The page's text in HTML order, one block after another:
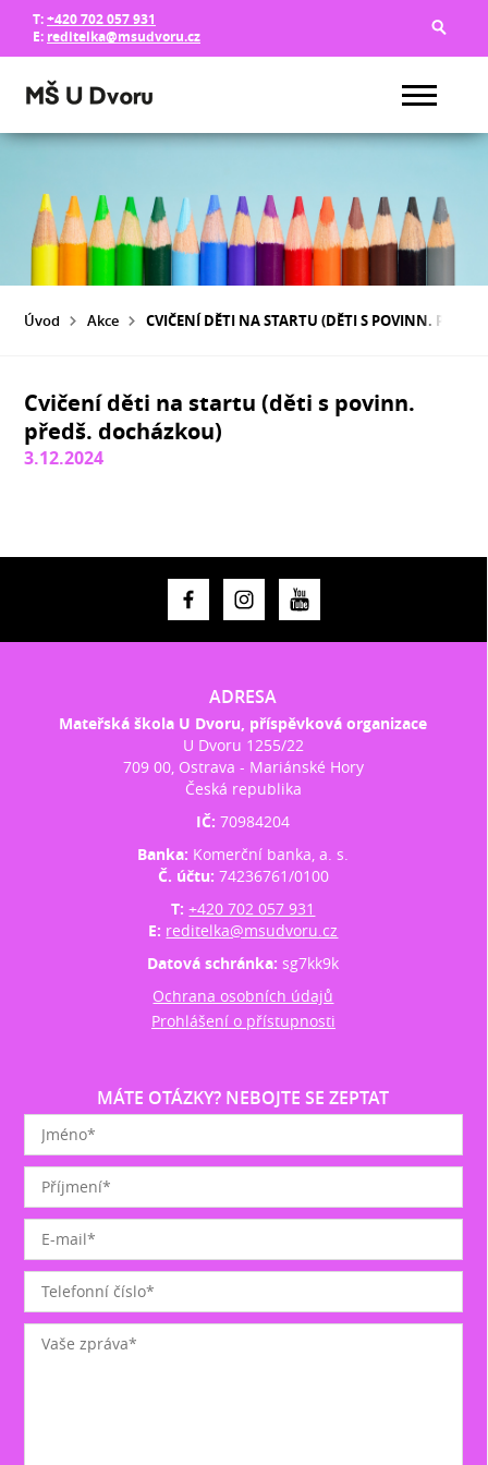
T:+420 702 057 931
E: reditelka@msudvoru.cz
Úvod Akce CVIČENÍ DĚTI NA STARTU (DĚTI S POVINN.
Cvičení děti na startu (děti s povinn.
předš. docházkou)
3.12.2024
ADRESA
Mateřská škola U Dvoru, příspěvková organizace
U Dvoru 1255/22
709 00, Ostrava - Mariánské Hory
Česká republika
IČ:70984204
Banka: Komerční banka, a. s.
Č. účtu: 74236761/0100
T:+420 702 057 931
E: reditelka@msudvoru.cz
Datová schránka:sg7kk9k
Ochrana osobních údajů
Prohlášení o přístupnosti
MÁTE OTÁZKY? NEBOJTE SE ZEPTAT